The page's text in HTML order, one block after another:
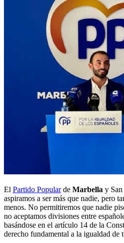
El Partido Popularde Marbella y
aspiramos a ser más que nadie, pero
menos. No permitiremos que nadie
no aceptamos divisiones entre
basándose en el artículo 14 de la
derecho fundamental a la igualdad de